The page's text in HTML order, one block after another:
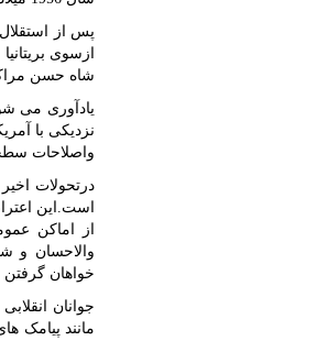
پس از
شاه حسن
یادآوری می
نزدیکی با
واصلاحات
درتحولات
است.این
از اماکن
والاحسان و
خواهان گرفتن
جوانان
مانند پیامک